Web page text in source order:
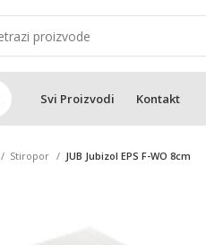
Svi Proizvodi Kontakt
Stiropor JUB Jubizol EPS F-WO 8cm